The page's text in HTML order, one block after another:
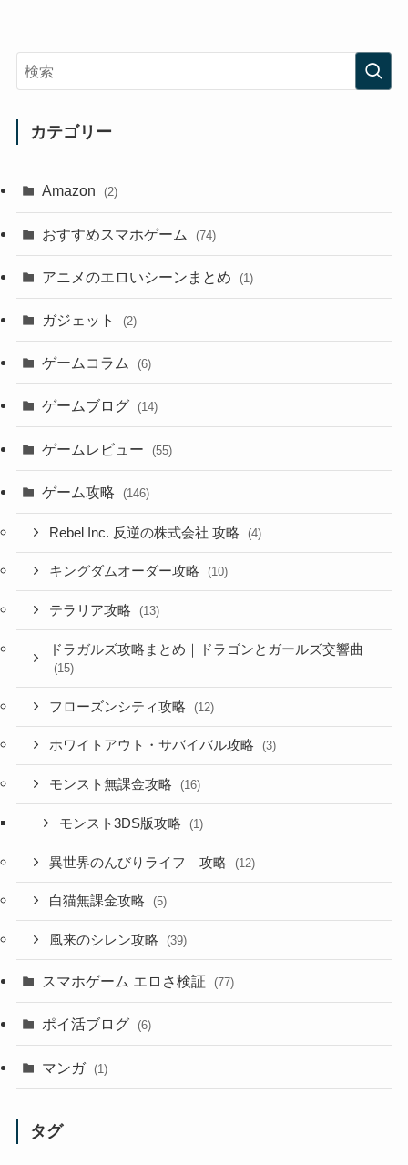
カテゴリー
Amazon (2)
おすすめスマホゲーム (74)
アニメのエロいシーンまとめ (1)
ガジェット (2)
ゲームコラム (6)
ゲームブログ (14)
ゲームレビュー (55)
ゲーム攻略 (146)
Rebel Inc. 反逆の株式会社 攻略 (4)
キングダムオーダー攻略 (10)
テラリア攻略 (13)
ドラガルズ攻略まとめ｜ドラゴンとガールズ交響曲
(15)
フローズンシティ攻略 (12)
ホワイトアウト・サバイバル攻略 (3)
モンスト無課金攻略 (16)
モンスト3DS版攻略 (1)
異世界のんびりライフ 攻略 (12)
白猫無課金攻略 (5)
風来のシレン攻略 (39)
スマホゲーム エロさ検証 (77)
ポイ活ブログ (6)
マンガ (1)
タグ